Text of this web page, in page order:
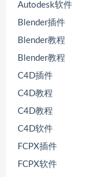
Autodesk软件
Blender插件
Blender教程
Blender教程
C4D插件
C4D教程
C4D教程
C4D软件
FCPX插件
FCPX软件